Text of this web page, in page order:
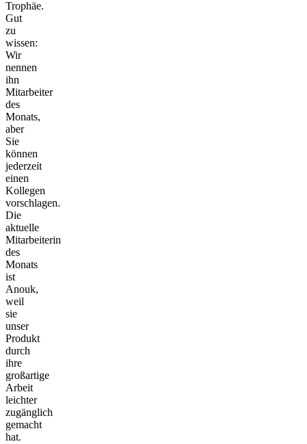
Trophäe.
Gut
zu
wissen:
Wir
nennen
ihn
Mitarbeiter
des
Monats,
aber
Sie
können
jederzeit
einen
Kollegen
vorschlagen.
Die
aktuelle
Mitarbeiterin
des
Monats
ist
Anouk,
weil
sie
unser
Produkt
durch
ihre
großartige
Arbeit
leichter
zugänglich
gemacht
hat.